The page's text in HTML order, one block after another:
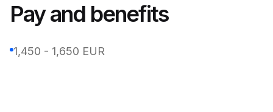
Pay and benefits
1,450 - 1,650 EUR